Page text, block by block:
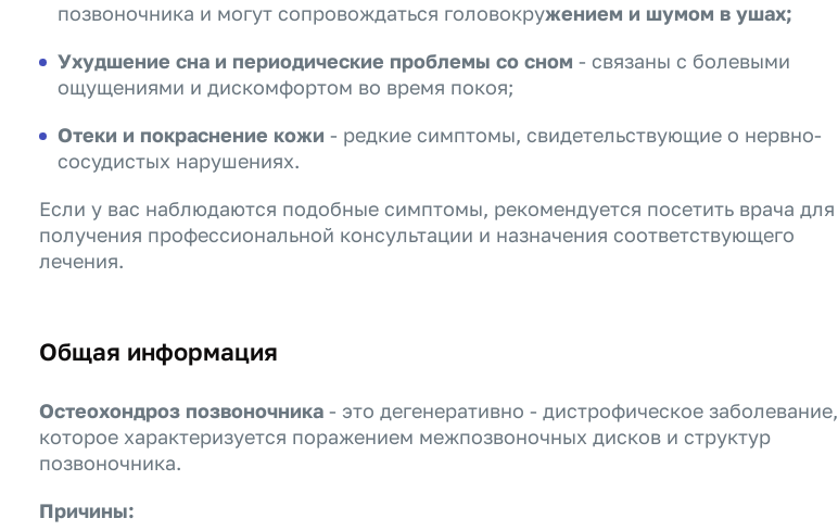
позвоночника и могут сопровождаться головокружением и шумом в ушах;
Ухудшение сна и периодические проблемы со сном - связаны с болевыми
ощущениями и дискомфортом во время покоя;
Отеки и покраснение кожи - редкие симптомы, свидетельствующие о нервно-
сосудистых нарушениях.
Если у вас наблюдаются подобные симптомы, рекомендуется посетить врача для
получения профессиональной консультации и назначения соответствующего
лечения.
Общая информация
Остеохондроз позвоночника - это дегенеративно - дистрофическое заболевание,
которое характеризуется поражением межпозвоночных дисков и структур
позвоночника.
Причины: